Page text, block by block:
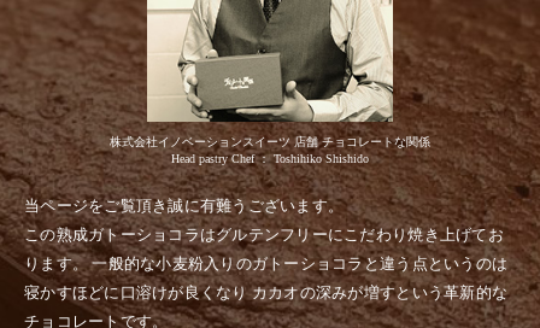
株式会社イノベーションスイーツ 店舗 チョコレートな関係
Head pastry Chef ： Toshihiko Shishido
当ページをご覧頂き誠に有難うございます。
この熟成ガトーショコラはグルテンフリーにこだわり焼き上げてお
ります。一般的な小麦粉入りのガトーショコラと違う点というのは
寝かすほどに口溶けが良くなりカカオの深みが増すという革新的な
チョコレートです。